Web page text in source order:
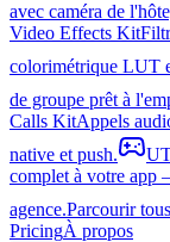
avec caméra de
Video Effects Kit
colorimétrique LUT
de groupe prêt à
Calls KitAppels
native et push.
complet à votre
agence.Parcourir
PricingÀ propos